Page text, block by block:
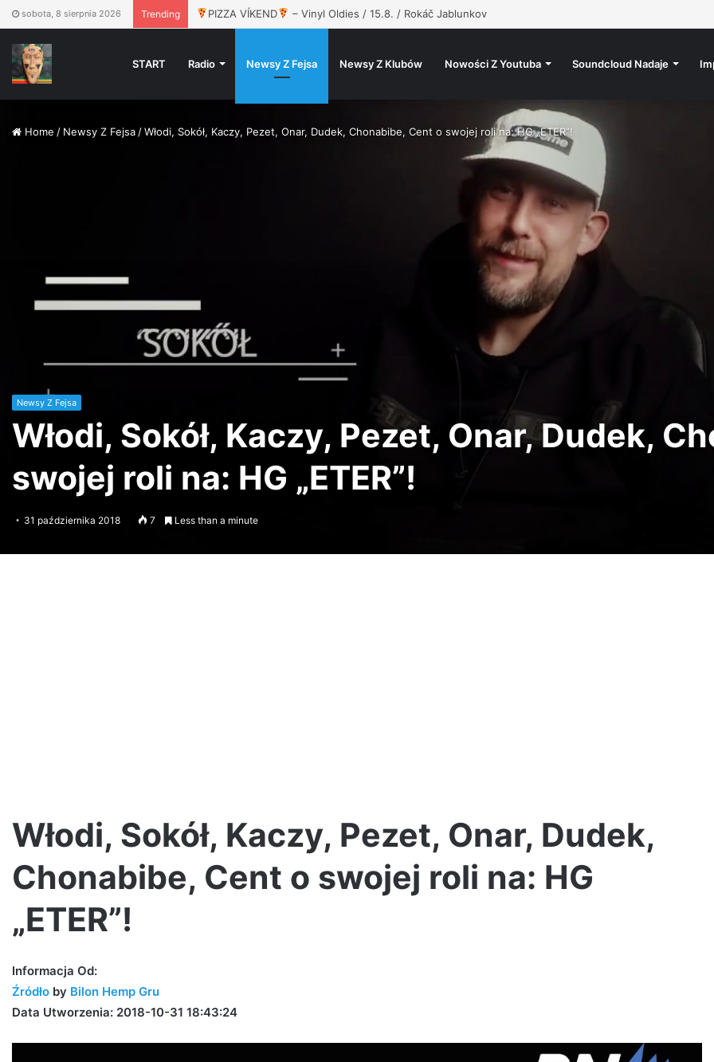
sobota, 8 sierpnia 2026 Trending PIZZA VÍKEND – Vinyl Oldies / 15.8. / Rokáč Jablunkov
START Radio Newsy Z Fejsa Newsy Z Klubów Nowości Z Youtuba Soundcloud Nadaje
Home / Newsy Z Fejsa /Włodi, Sokół, Kaczy, Pezet, Onar, Dudek, Chonabibe, Cent o swojej roli na: HG „ETER”!
Newsy Z Fejsa
Włodi, Sokół, Kaczy, Pezet, Onar, Dudek,
swojej roli na: HG „ETER”!
31 października 2018 7 Less than a minute
Włodi, Sokół, Kaczy, Pezet, Onar, Dudek,
Chonabibe, Cent o swojej roli na: HG
„ETER”!
Informacja Od:
Źródło by Bilon Hemp Gru
Data Utworzenia: 2018-10-31 18:43:24
Jak
wspomina
początki
20
lat
5 dni ago
Jak Pawbeats wspomina początki w
PeRJot